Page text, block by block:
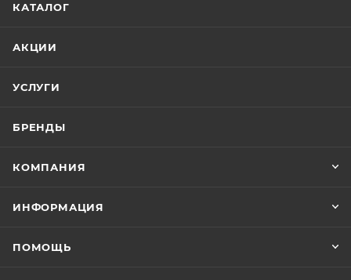
КАТАЛОГ
АКЦИИ
УСЛУГИ
БРЕНДЫ
КОМПАНИЯ
ИНФОРМАЦИЯ
ПОМОЩЬ